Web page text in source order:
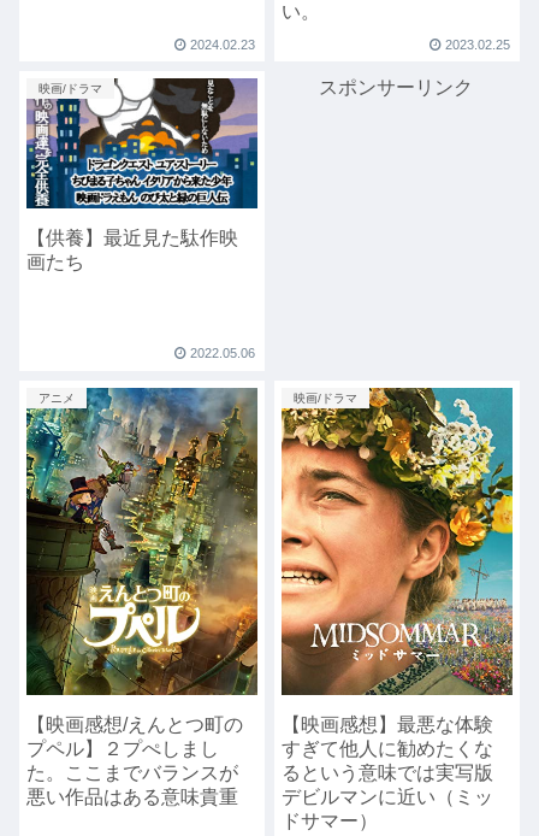
2024.02.23
い。
2023.02.25
映画/ドラマ
【供養】最近見た駄作映
画たち
2022.05.06
スポンサーリンク
アニメ
【映画感想/えんとつ町の
プペル】２プぺしまし
た。ここまでバランスが
悪い作品はある意味貴重
映画/ドラマ
【映画感想】最悪な体験
すぎて他人に勧めたくな
るという意味では実写版
デビルマンに近い（ミッ
ドサマー）